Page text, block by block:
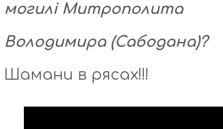
могилі Митрополита
Володимира (Сабодана)?
Шамани в рясах!!!